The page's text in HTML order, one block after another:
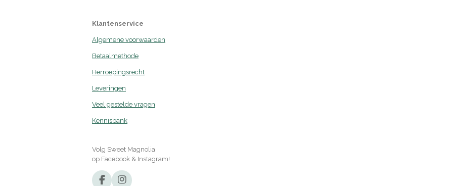
Klantenservice
Algemene voorwaarden
Betaalmethode
Herroepingsrecht
Leveringen
Veel gestelde vragen
Kennisbank
Volg Sweet Magnolia
op Facebook & Instagram!
F I